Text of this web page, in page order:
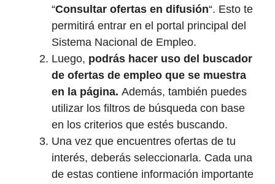
“Consultar ofertas en difusión“. Esto te
permitirá entrar en el portal principal del
Sistema Nacional de Empleo.
Luego, podrás hacer uso del buscador
de ofertas de empleo que se muestra
en la página. Además, también puedes
utilizar los filtros de búsqueda con base
en los criterios que estés buscando.
Una vez que encuentres ofertas de tu
interés, deberás seleccionarla. Cada una
de estas contiene información importante